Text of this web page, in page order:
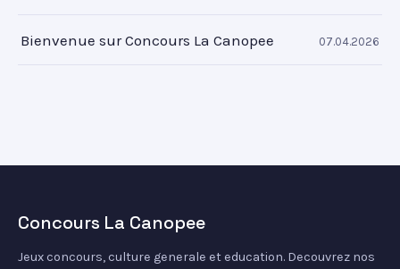
Bienvenue sur Concours La Canopee 07.04.2026
Concours La Canopee
Jeux concours, culture generale et education. Decouvrez nos